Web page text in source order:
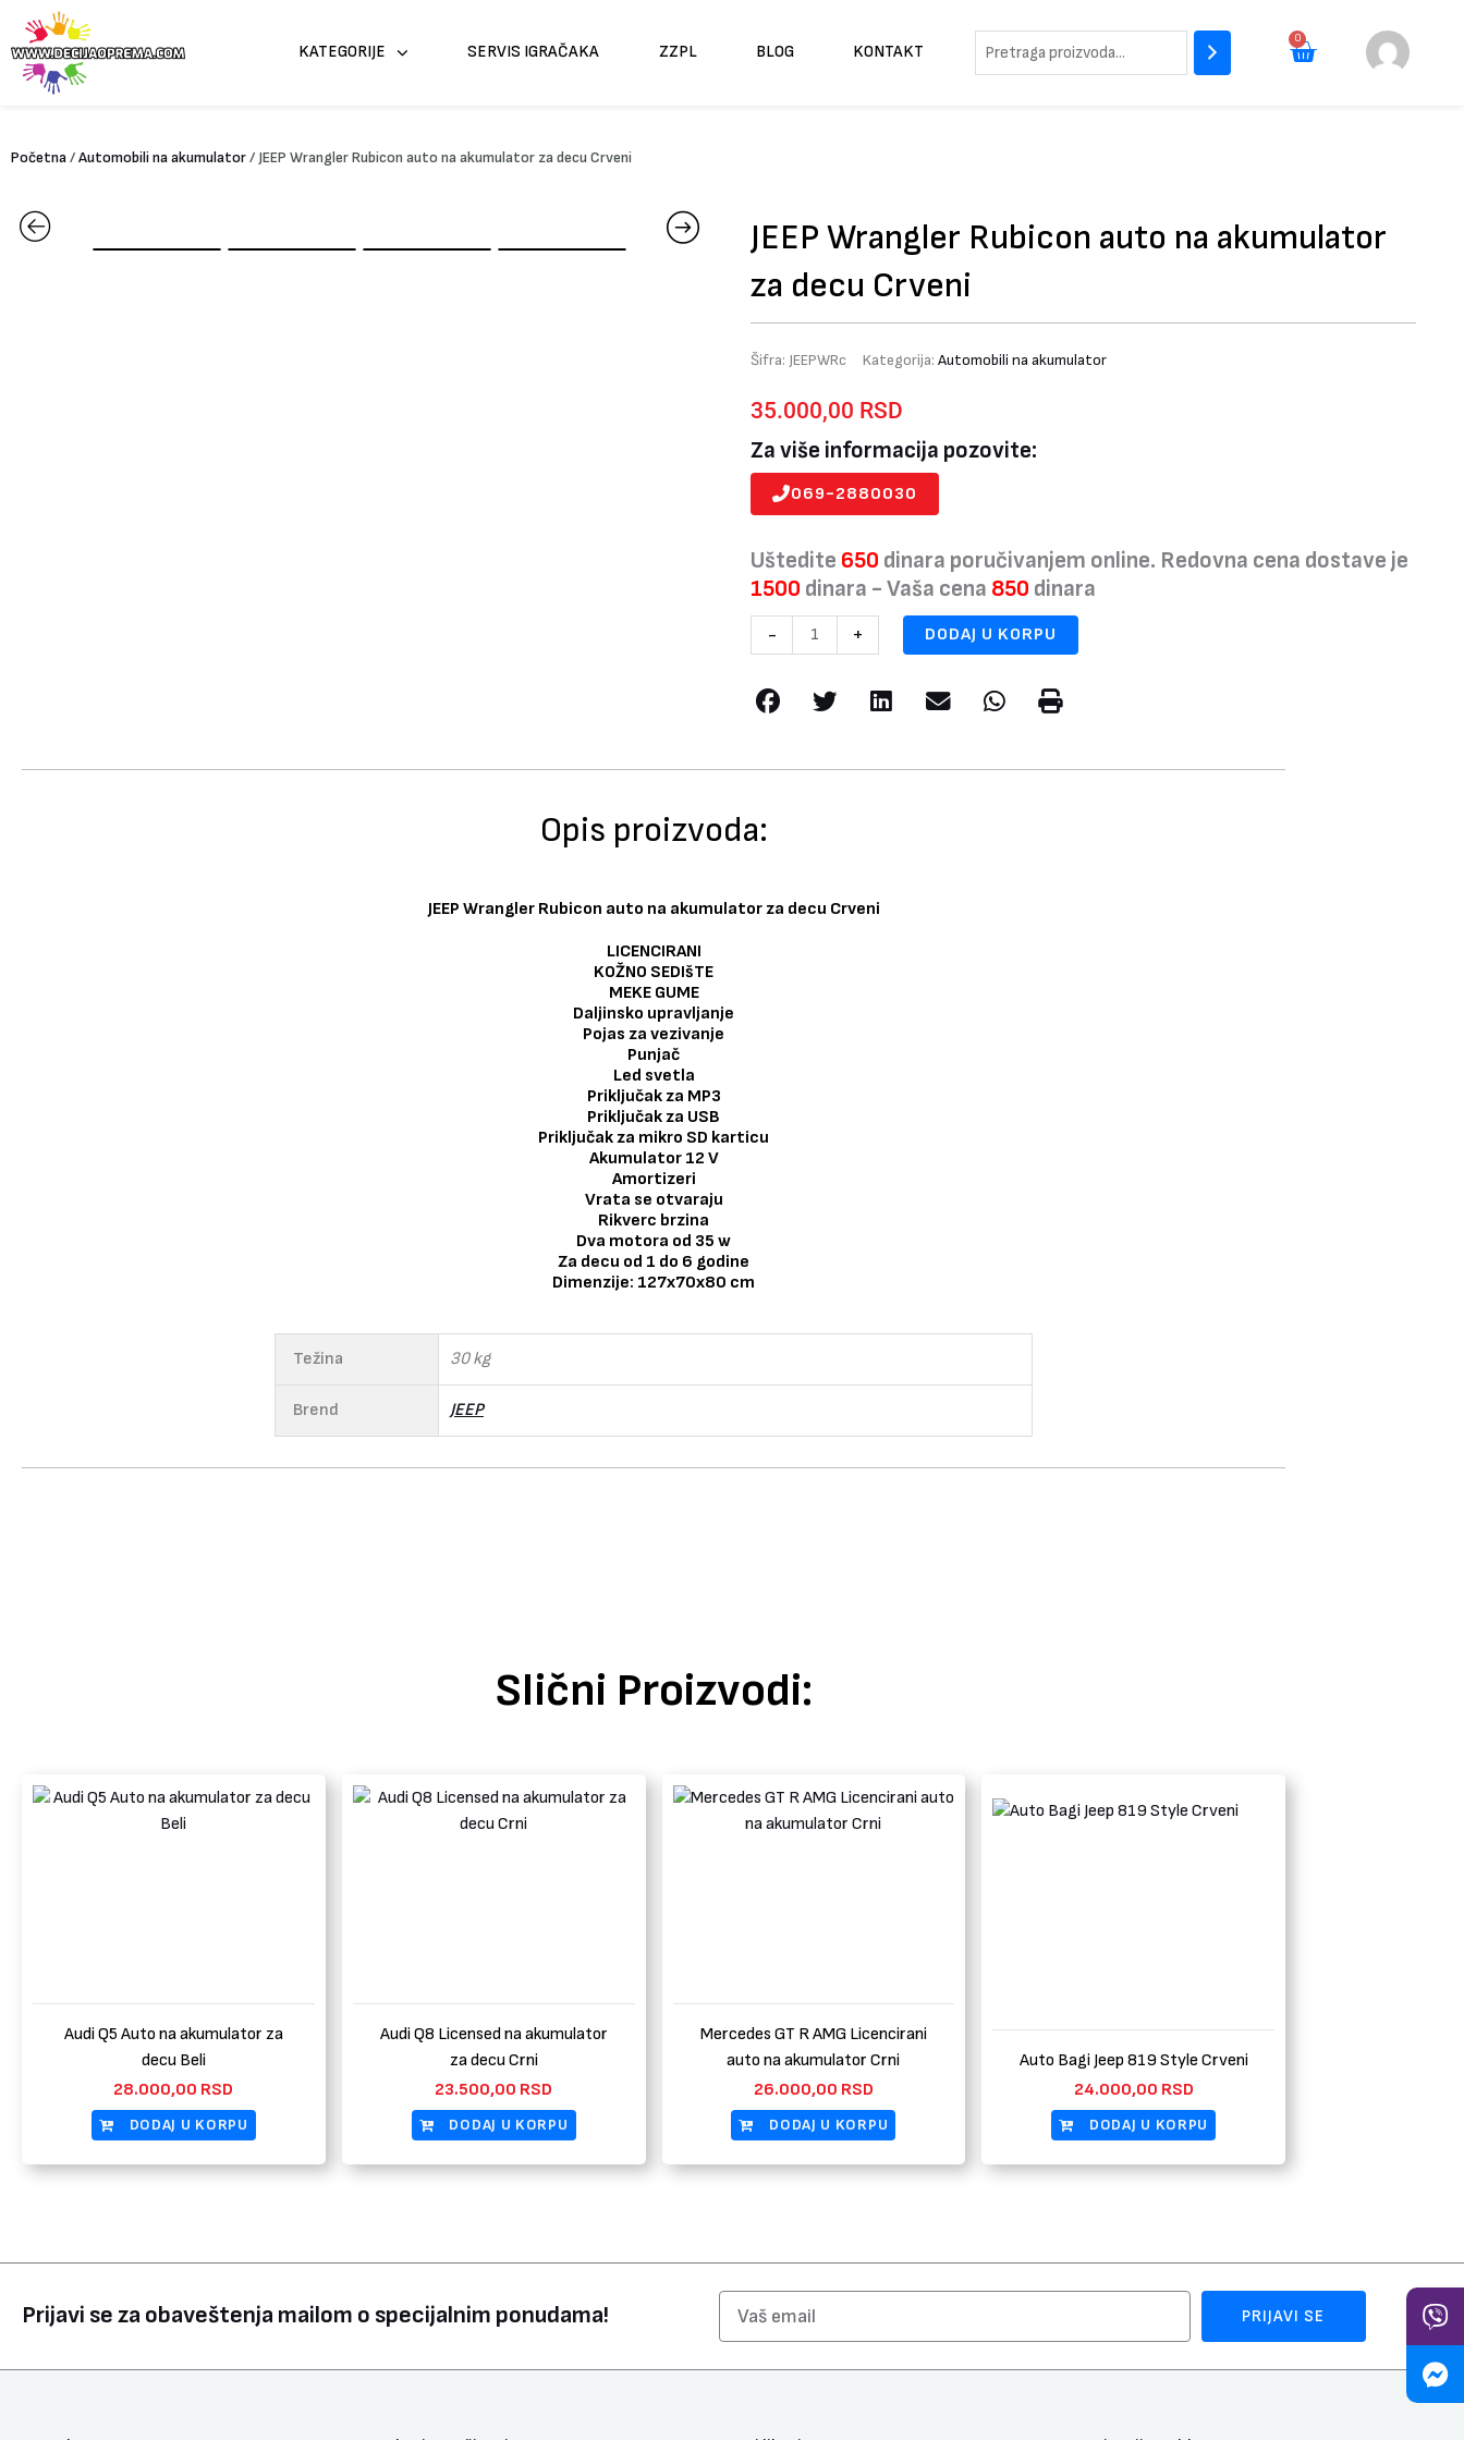
sadržaj
KATEGORIJE SERVIS IGRAČAKA ZZPL BLOG KONTAKT Pretraži 0
Cart
Početna/Automobili na akumulator/ JEEP Wrangler Rubicon auto na akumulator za decu Crveni
JEEP Wrangler Rubicon auto na akumulator
za decu Crveni
Šifra: JEEPWRc Kategorija: Automobili na akumulator
35.000,00 RSD
Za više informacija pozovite:
069-2880030
Uštedite 650 dinara poručivanjem online. Redovna cena dostave je
1500 dinara - Vaša cena 850 dinara
-
Wrangler
auto
Crveni
+ DODAJ U KORPU
Opis proizvoda:
JEEP Wrangler Rubicon auto na akumulator za decu Crveni
LICENCIRANI
KOŽNO SEDIšTE
MEKE GUME
Daljinsko upravljanje
Pojas za vezivanje
Punjač
Led svetla
Priključak za MP3
Priključak za USB
Priključak za mikro SD karticu
Akumulator 12 V
Amortizeri
Vrata se otvaraju
Rikverc brzina
Dva motora od 35 w
Za decu od 1 do 6 godine
Dimenzije: 127x70x80 cm
Težina 30 kg
Brend JEEP
Slični Proizvodi:
Audi Q5 Auto na akumulator za
decu Beli
28.000,00 RSD
DODAJ U KORPU
Audi Q8 Licensed na akumulator
za decu Crni
23.500,00 RSD
DODAJ U KORPU
Mercedes GT R AMG Licencirani
auto na akumulator Crni
26.000,00 RSD
DODAJ U KORPU
Auto Bagi Jeep 819 Style Crveni
24.000,00 RSD
DODAJ U KORPU
Prijavi se za obaveštenja mailom o specijalnim ponudama! PRIJAVI SE